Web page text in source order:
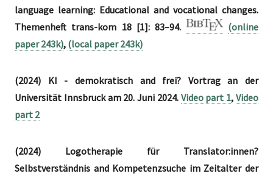
language learning: Educational and vocational changes.
Themenheft trans-kom 18 [1]: 83–94.
(online
paper 243k), (local paper 243k)
(2024) KI - demokratisch and frei? Vortrag an der
Universität Innsbruck am 20. Juni 2024. Video part 1,Video
part 2
(2024) Logotherapie für Translator:innen?
Selbstverständnis and Kompetenzsuche im Zeitalter der